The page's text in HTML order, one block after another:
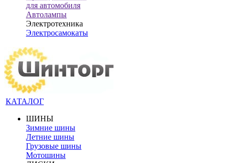
для автомобиля
Автолампы
Электротехника
Электросамокаты
КАТАЛОГ
ШИНЫ
Зимние шины
Летние шины
Грузовые шины
Мотошины